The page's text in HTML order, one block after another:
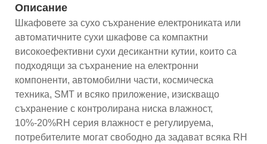
Описание
Шкафовете за сухо съхранение електрониката или
автоматичните сухи шкафове са компактни
високоефективни сухи десикантни кутии, които са
подходящи за съхранение на електронни
компоненти, автомобилни части, космическа
техника, SMT и всяко приложение, изискващо
съхранение с контролирана ниска влажност,
10%-20%RH серия влажност е регулируема,
потребителите могат свободно да задават всяка RH